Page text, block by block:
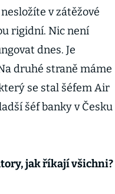
v zátěžové
rigidní. Nic není
dnes. Je
druhé straně máme
se stal šéfem Air
šéf banky v Česku
jak říkají všichni?